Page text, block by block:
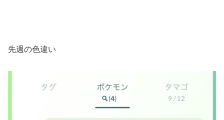
先週の色違い